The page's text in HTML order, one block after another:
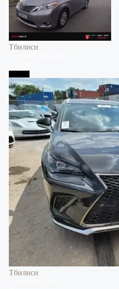
Тбилиси
Тбилиси